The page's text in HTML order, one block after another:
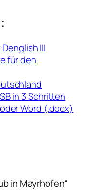
III
für den
in 3 Schritten
Word (.docx)
in Mayrhofen“